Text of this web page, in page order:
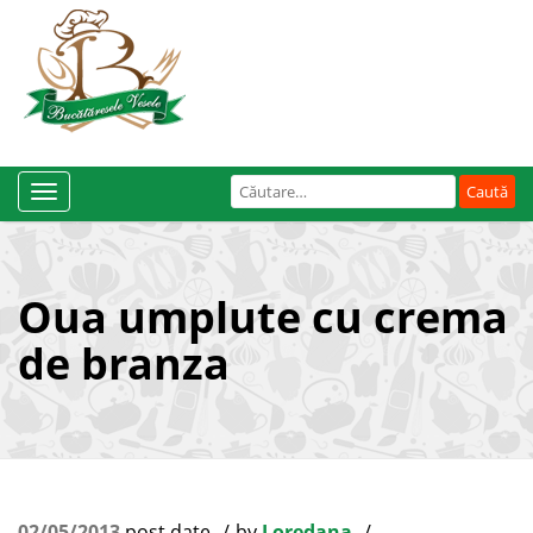
Caută
după:
Toggle
Navigation
Oua umplute cu crema
de branza